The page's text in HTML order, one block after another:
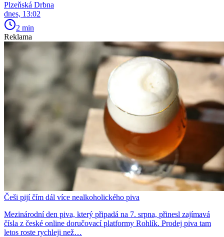
Plzeňská Drbna
dnes, 13:02
2 min
Reklama
Češi pijí čím dál více nealkoholického piva
Mezinárodní den piva, který připadá na 7. srpna, přinesl zajímavá
čísla z české online doručovací platformy Rohlík. Prodej piva tam
letos roste rychleji než…